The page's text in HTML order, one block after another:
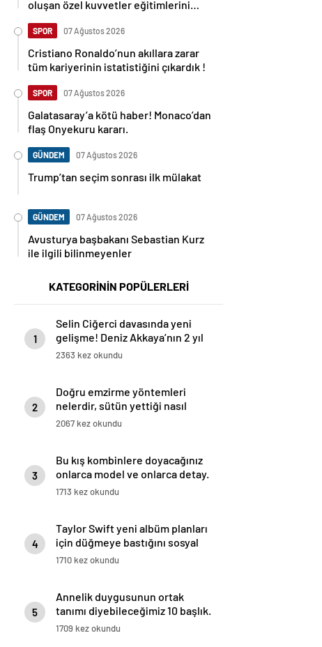
oluşan özel kuvvetler eğitimlerini
SPOR 07 Ağustos 2026
Cristiano Ronaldo’nun akıllara zarar
tüm kariyerinin istatistiğini çıkardık !
SPOR 07 Ağustos 2026
Galatasaray’a kötü haber! Monaco’dan
flaş Onyekuru kararı.
GÜNDEM 07 Ağustos 2026
Trump’tan seçim sonrası ilk mülakat
GÜNDEM 07 Ağustos 2026
Avusturya başbakanı Sebastian Kurz
ile ilgili bilinmeyenler
KATEGORİNİN POPÜLERLERİ
1
Selin Ciğerci davasında yeni
gelişme! Deniz Akkaya’nın 2 yıl
hapsi istendi
2363 kez okundu
2
Doğru emzirme yöntemleri
nelerdir, sütün yettiği nasıl
anlaşılır?
2067 kez okundu
3
Bu kış kombinlere doyacağınız
onlarca model ve onlarca detay.
1713 kez okundu
4
Taylor Swift yeni albüm planları
için düğmeye bastığını sosyal
medyadan duyurdu!
1710 kez okundu
5
Annelik duygusunun ortak
tanımı diyebileceğimiz 10 başlık.
1709 kez okundu